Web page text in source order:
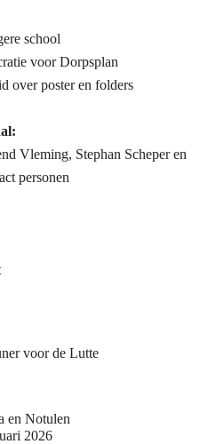
school
voor Dorpsplan
over poster en folders
Vleming, Stephan Scheper en
personen
voor de Lutte
en Notulen
2026